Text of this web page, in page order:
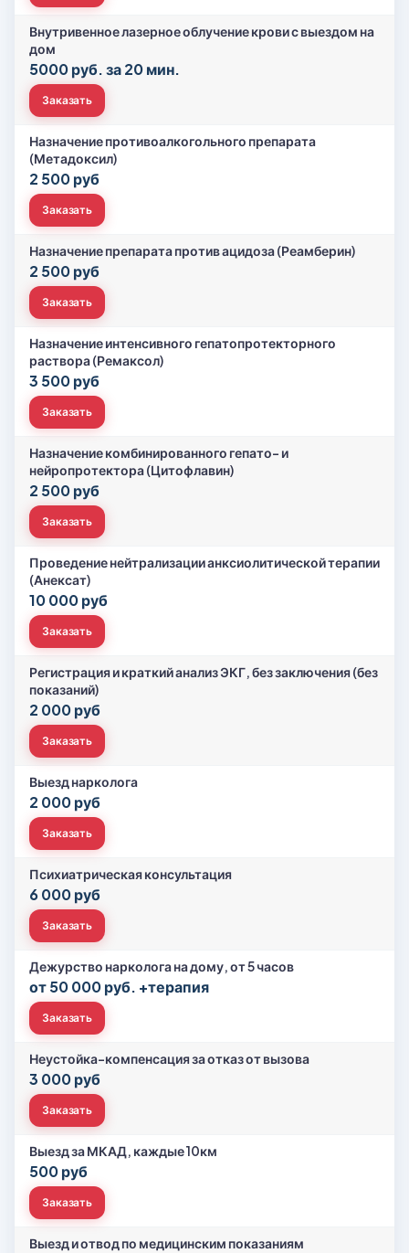
Внутривенное лазерное облучение крови с выездом на
дом
5000 руб. за 20 мин.
Заказать
Назначение противоалкогольного препарата
(Метадоксил)
2 500 руб
Заказать
Назначение препарата против ацидоза (Реамберин)
2 500 руб
Заказать
Назначение интенсивного гепатопротекторного
раствора (Ремаксол)
3 500 руб
Заказать
Назначение комбинированного гепато- и
нейропротектора (Цитофлавин)
2 500 руб
Заказать
Проведение нейтрализации анксиолитической терапии
(Анексат)
10 000 руб
Заказать
Регистрация и краткий анализ ЭКГ, без заключения (без
показаний)
2 000 руб
Заказать
Выезд нарколога
2 000 руб
Заказать
Психиатрическая консультация
6 000 руб
Заказать
Дежурство нарколога на дому, от 5 часов
от 50 000 руб. +терапия
Заказать
Неустойка-компенсация за отказ от вызова
3 000 руб
Заказать
Выезд за МКАД, каждые 10км
500 руб
Заказать
Выезд и отвод по медицинским показаниям